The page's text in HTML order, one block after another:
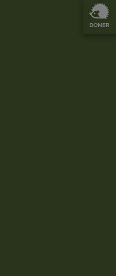
DONER